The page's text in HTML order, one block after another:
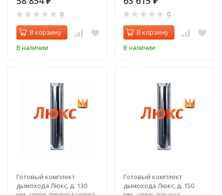
0
В корзину
В наличии
0
В корзину
В наличии
Готовый комплект
дымохода Люкс, д. 130
Готовый комплект
дымохода Люкс, д. 150